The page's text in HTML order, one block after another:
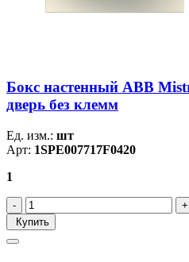
Бокс настенный ABB
дверь без клемм
Ед. изм.: шт
Арт: 1SPE007717F0420
1
Купить